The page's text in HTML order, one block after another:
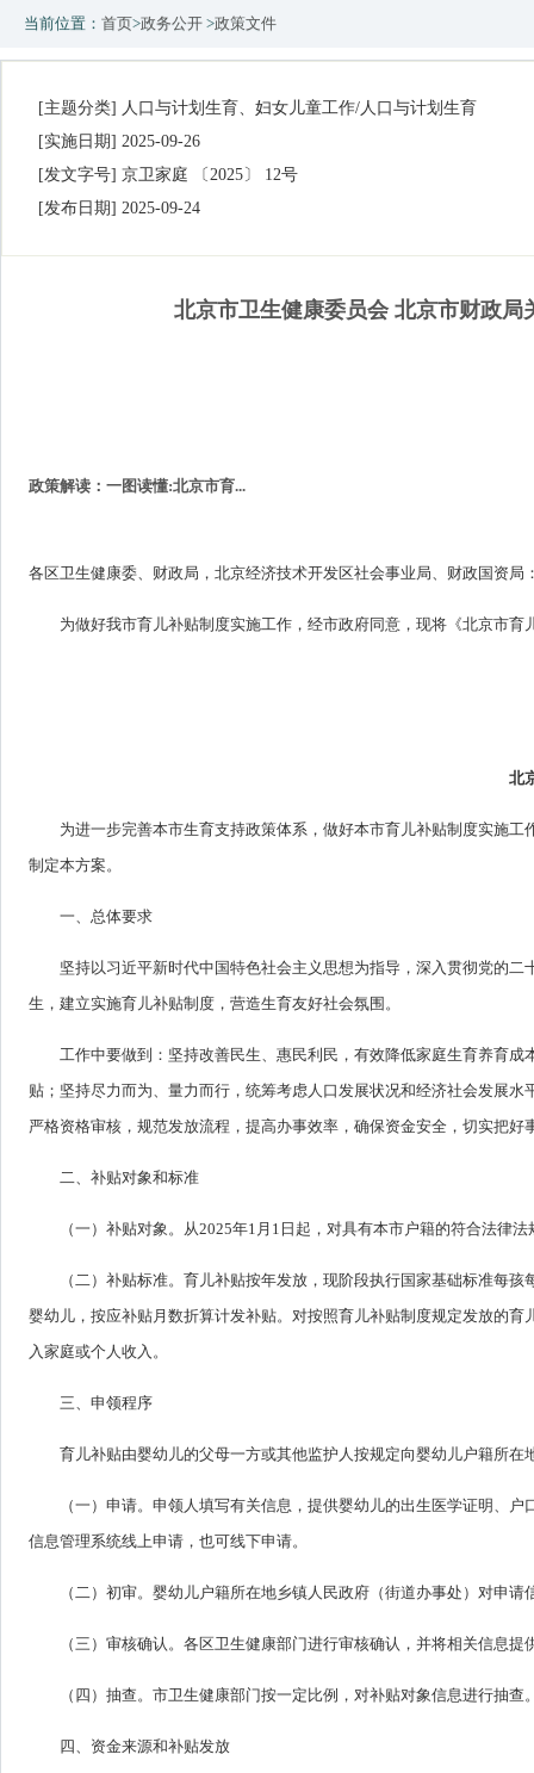
当前位置： 首页>政务公开 >政策文件
[主题分类] 人口与计划生育、妇女儿童工作/人口与计划生育
[实施日期] 2025-09-26
[发文字号] 京卫家庭 〔2025〕 12号
[发布日期] 2025-09-24
北京市卫生健康委员会 北京市财政
政策解读：一图读懂:北京市育...
各区卫生健康委、财政局，北京经济技术开发区社会事业局、财政国资局
为做好我市育儿补贴制度实施工作，经市政府同意，现将《北京市
北
为进一步完善本市生育支持政策体系，做好本市育儿补贴制度实施
制定本方案。
一、总体要求
坚持以习近平新时代中国特色社会主义思想为指导，深入贯彻党的
生，建立实施育儿补贴制度，营造生育友好社会氛围。
工作中要做到：坚持改善民生、惠民利民，有效降低家庭生育养育
贴；坚持尽力而为、量力而行，统筹考虑人口发展状况和经济社会发展
严格资格审核，规范发放流程，提高办事效率，确保资金安全，切实把好
二、补贴对象和标准
（一）补贴对象。从2025年1月1日起，对具有本市户籍的符合法律
（二）补贴标准。育儿补贴按年发放，现阶段执行国家基础标准每
婴幼儿，按应补贴月数折算计发补贴。对按照育儿补贴制度规定发放的
入家庭或个人收入。
三、申领程序
育儿补贴由婴幼儿的父母一方或其他监护人按规定向婴幼儿户籍所在
（一）申请。申领人填写有关信息，提供婴幼儿的出生医学证明、
信息管理系统线上申请，也可线下申请。
（二）初审。婴幼儿户籍所在地乡镇人民政府（街道办事处）对申
（三）审核确认。各区卫生健康部门进行审核确认，并将相关信息提
（四）抽查。市卫生健康部门按一定比例，对补贴对象信息进行抽查
四、资金来源和补贴发放